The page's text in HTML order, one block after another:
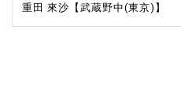
重田 來沙【武蔵野中(東京)】